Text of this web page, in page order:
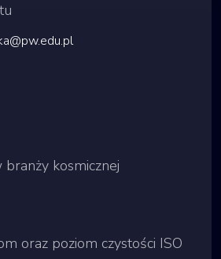
kosmicznej
oraz poziom czystości ISO